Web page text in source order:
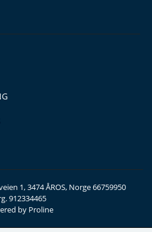
1, 3474 ÅROS, Norge 66759950
912334465
by Proline